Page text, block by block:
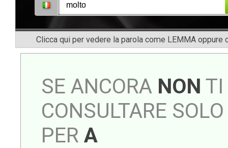
Clicca qui per vedere la parola come LEMMA oppure
SE ANCORA NON TI
CONSULTARE
PER A